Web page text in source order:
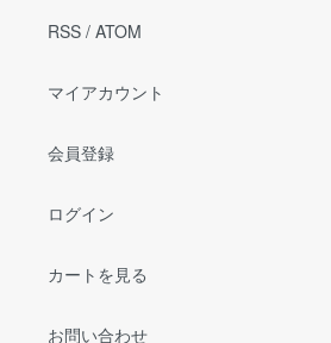
RSS / ATOM
マイアカウント
会員登録
ログイン
カートを見る
お問い合わせ